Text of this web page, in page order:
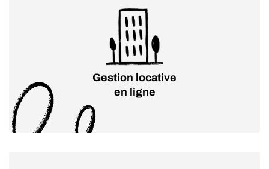
Gestion locative
en ligne